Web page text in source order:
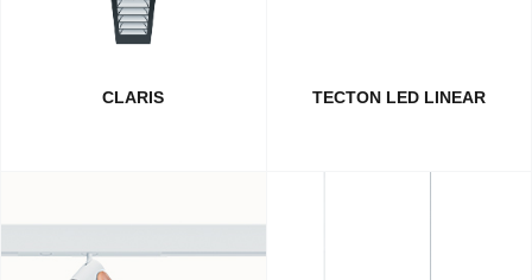
CLARIS TECTON LED LINEAR